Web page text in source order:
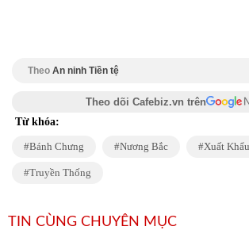
Theo An ninh Tiền tệ
Theo dõi Cafebiz.vn trên
Từ khóa:
Bánh Chưng Nương Bắc Xuất Khẩu
Truyền Thống
TIN CÙNG CHUYÊN MỤC